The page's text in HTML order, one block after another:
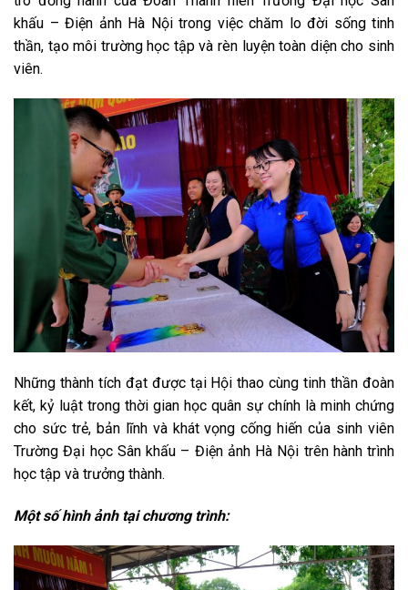
khấu – Điện ảnh Hà Nội trong việc chăm lo đời sống tinh
thần, tạo môi trường học tập và rèn luyện toàn diện cho sinh
viên.
Những thành tích đạt được tại Hội thao cùng tinh thần đoàn
kết, kỷ luật trong thời gian học quân sự chính là minh chứng
cho sức trẻ, bản lĩnh và khát vọng cống hiến của sinh viên
Trường Đại học Sân khấu – Điện ảnh Hà Nội trên hành trình
học tập và trưởng thành.
Một số hình ảnh tại chương trình: